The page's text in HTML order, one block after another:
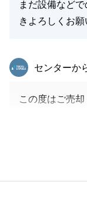
まだ設備など
きよろしくお願
東急リバブル
センターか
この度はご売
設備に関して
談いただけま